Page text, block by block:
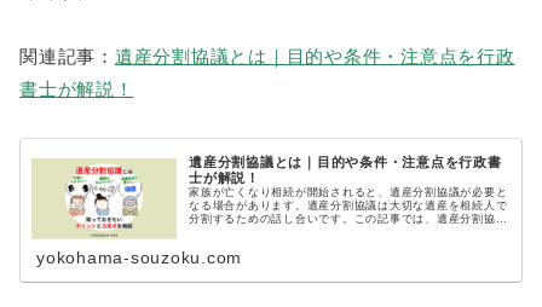
関連記事： 遺産分割協議とは｜目的や条件・注意点を行政
書士が解説！
遺産分割協議とは｜目的や条件・注意点を行政書
士が解説！
家族が亡くなり相続が開始されると、遺産分割協議が必要と
なる場合があります。遺産分割協議は大切な遺産を相続人で
分割するための話し合いです。この記事では、遺産分割協議
yokohama-souzoku.com